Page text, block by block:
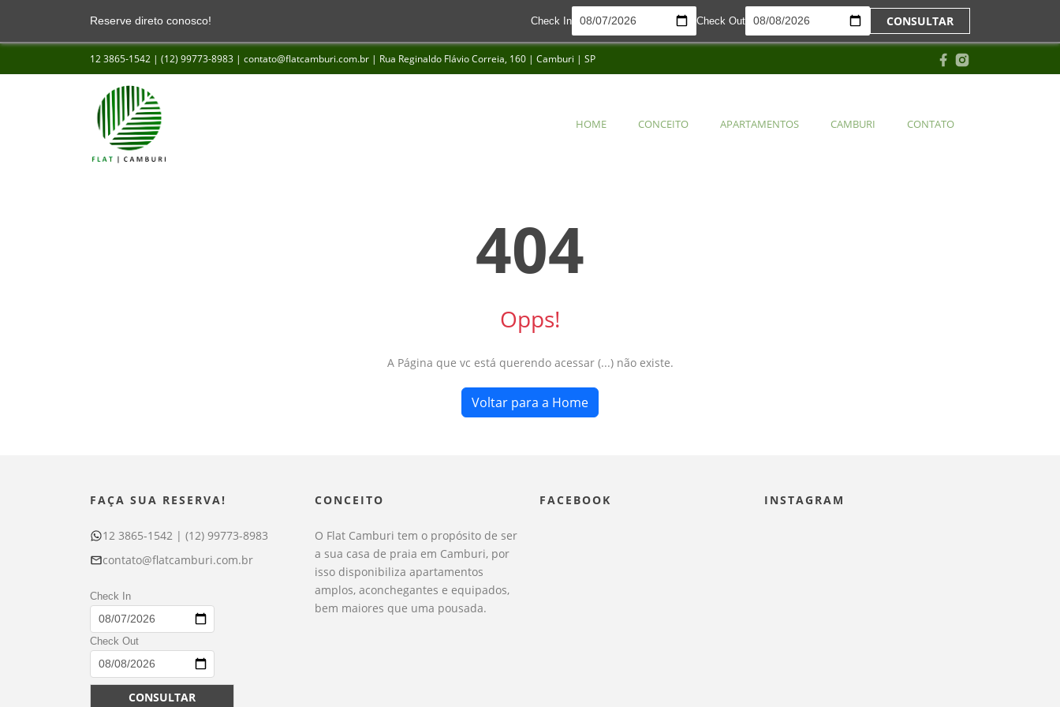
Reserve direto conosco! Check In Check Out CONSULTAR
12 3865-1542 | (12) 99773-8983 | contato@flatcamburi.com.br | Rua Reginaldo Flávio Correia, 160 | Camburi | SP
HOME CONCEITO APARTAMENTOS CAMBURI CONTATO
404
Opps!
A Página que vc está querendo acessar (...) não existe.
Voltar para a Home
FAÇA SUA RESERVA!
12 3865-1542 | (12) 99773-8983
contato@flatcamburi.com.br
Check In
Check Out
CONSULTAR
CONCEITO
O Flat Camburi tem o propósito de ser
a sua casa de praia em Camburi, por
isso disponibiliza apartamentos
amplos, aconchegantes e equipados,
bem maiores que uma pousada.
FACEBOOK INSTAGRAM